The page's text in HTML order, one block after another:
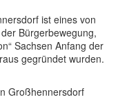
ist eines von
Bürgerbewegung,
Sachsen Anfang der
gegrün­det wurden.
Großhennersdorf